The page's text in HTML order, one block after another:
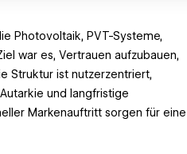
Photovoltaik, PVT-Systeme,
war es, Vertrauen aufzubauen,
Struktur ist nutzerzentriert,
und langfristige
Markenauftritt sorgen für eine